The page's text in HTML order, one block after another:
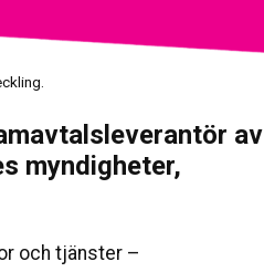
av
myndigheter,
och tjänster –